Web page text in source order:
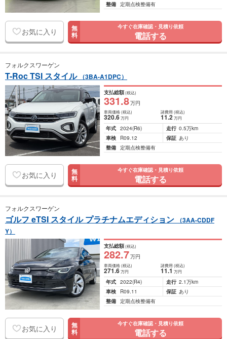
整備 定期点検整備有
お気に入り 無
料
今すぐ在庫確認・見積り依頼
電話する
フォルクスワーゲン
T-Roc TSI スタイル （3BA-A1DPC）
支払総額(税込)
331.8万円
車両価格(税込)
320.6万円
諸費用 (税込)
11.2 万円
年式 2024(R6) 走行 0.5万km
車検
R09.12 保証 あり
整備 定期点検整備有
お気に入り 無
料
今すぐ在庫確認・見積り依頼
電話する
フォルクスワーゲン
ゴルフ eTSI スタイル プラチナムエディション
（3AA-CDDF
Y）
支払総額(税込)
282.7万円
車両価格(税込)
271.6万円
諸費用 (税込)
11.1 万円
年式 2022(R4) 走行 2.1万km
車検
R09.11 保証 あり
整備 定期点検整備有
お気に入り 無
料
今すぐ在庫確認・見積り依頼
電話する